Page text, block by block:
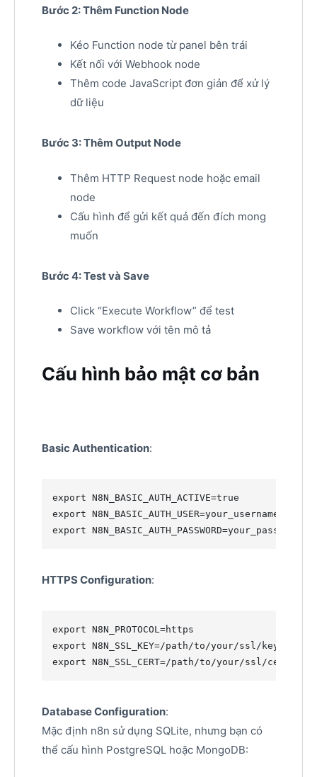
Bước 2: Thêm Function Node
Kéo Function node từ panel bên trái
Kết nối với Webhook node
Thêm code JavaScript đơn giản để xử lý
dữ liệu
Bước 3: Thêm Output Node
Thêm HTTP Request node hoặc email
node
Cấu hình để gửi kết quả đến đích mong
muốn
Bước 4: Test và Save
Click “Execute Workflow” để test
Save workflow với tên mô tả
Cấu hình bảo mật cơ bản
Basic Authentication:
export
export
export N8N_BASIC_AUTH_PASSWORD=your_password
HTTPS Configuration:
export
export
export N8N_SSL_CERT=/path/to/your/ssl/cert
Database Configuration:
Mặc định n8n sử dụng SQLite, nhưng bạn có
thể cấu hình PostgreSQL hoặc MongoDB: